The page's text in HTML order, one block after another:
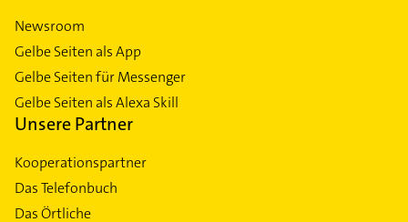
Newsroom
Gelbe Seiten als App
Gelbe Seiten für Messenger
Gelbe Seiten als Alexa Skill
Unsere Partner
Kooperationspartner
Das Telefonbuch
Das Örtliche